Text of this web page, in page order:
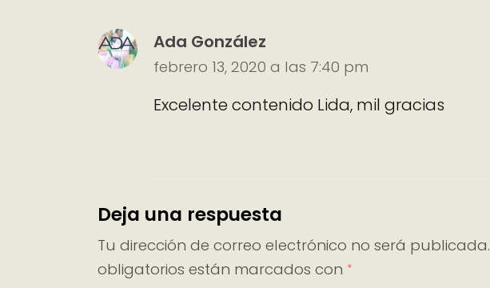
Ada González
febrero 13, 2020 a las 7:40 pm
Excelente contenido Lida, mil gracias
Deja una respuesta
Tu dirección de correo electrónico no será publicada.
obligatorios están marcados con *